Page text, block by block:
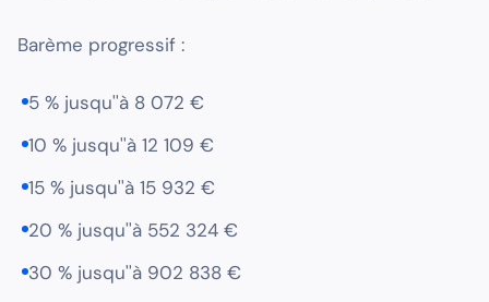
Barème progressif :
5 % jusqu''à 8 072 €
10 % jusqu''à 12 109 €
15 % jusqu''à 15 932 €
20 % jusqu''à 552 324 €
30 % jusqu''à 902 838 €